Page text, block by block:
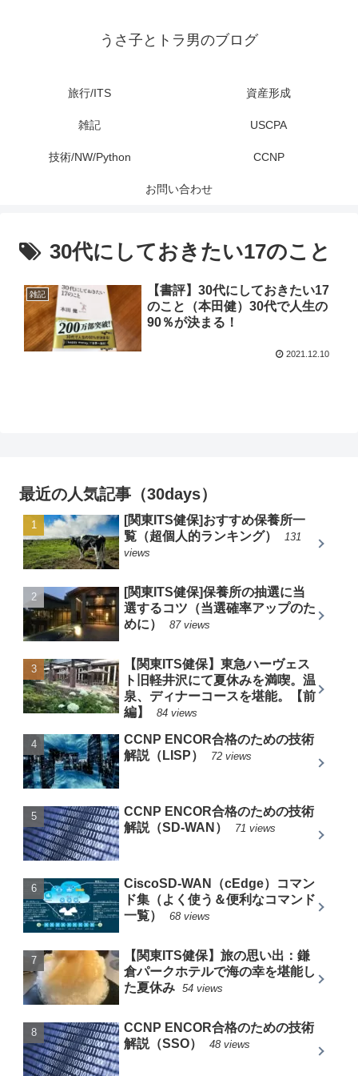
うさ子とトラ男のブログ
旅行/ITS 資産形成
雑記 USCPA
技術/NW/Python CCNP
お問い合わせ
30代にしておきたい17のこと
雑記
【書評】30代にしておきたい17
のこと（本田健）30代で人生の
90％が決まる！
2021.12.10
最近の人気記事（30days）
[関東ITS健保]おすすめ保養所一
覧（超個人的ランキング）
131
views
[関東ITS健保]保養所の抽選に当
選するコツ（当選確率アップのた
めに）
87 views
【関東ITS健保】東急ハーヴェス
ト旧軽井沢にて夏休みを満喫。温
泉、ディナーコースを堪能。【前
編】
84 views
CCNP ENCOR合格のための技術
解説（LISP）
72 views
CCNP ENCOR合格のための技術
解説（SD-WAN）
71 views
CiscoSD-WAN（cEdge）コマン
ド集（よく使う＆便利なコマンド
一覧）
68 views
【関東ITS健保】旅の思い出：鎌
倉パークホテルで海の幸を堪能し
た夏休み
54 views
CCNP ENCOR合格のための技術
解説（SSO）
48 views